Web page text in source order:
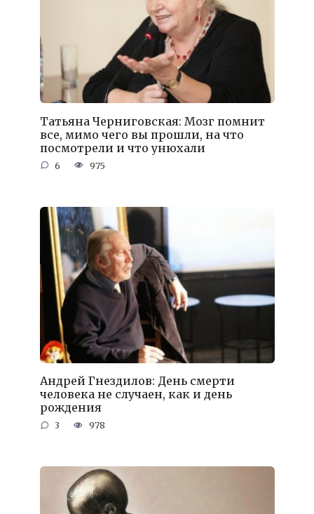
Татьяна Черниговская: Мозг помнит
все, мимо чего вы прошли, на что
посмотрели и что унюхали
6 975
Андрей Гнездилов: День смерти
человека не случаен, как и день
рождения
3 978